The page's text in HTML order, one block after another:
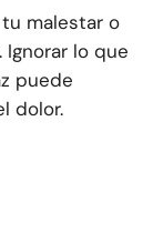
malestar o
lo que
puede
dolor.